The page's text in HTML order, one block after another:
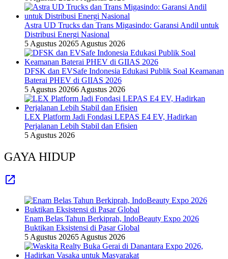
Astra UD Trucks dan Trans Migasindo: Garansi Andil untuk
Distribusi Energi Nasional
5 Agustus 20265 Agustus 2026
DFSK dan EVSafe Indonesia Edukasi Publik Soal Keamanan
Baterai PHEV di GIIAS 2026
5 Agustus 20266 Agustus 2026
LEX Platform Jadi Fondasi LEPAS E4 EV, Hadirkan
Perjalanan Lebih Stabil dan Efisien
5 Agustus 2026
GAYA HIDUP
Enam Belas Tahun Berkiprah, IndoBeauty Expo 2026
Buktikan Eksistensi di Pasar Global
5 Agustus 20265 Agustus 2026